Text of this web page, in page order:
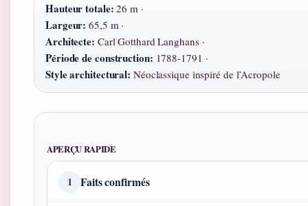
Hauteur totale: 26 m ·
Largeur: 65,5 m ·
Architecte: Carl Gotthard Langhans ·
Période de construction: 1788-1791 ·
Style architectural: Néoclassique inspiré de l’Acropole
APERÇU RAPIDE
1 Faits confirmés